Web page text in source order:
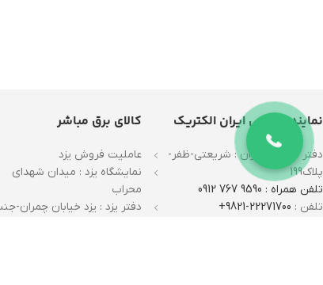
نماینده رسمی ایران الکتریک
دفتر فروش تهران : شریعتی-ظفر-
پلاک199
تلفن همراه : 9590 767 0912
تلفن : 22271700-9821+
کالای برق مباشر
عاملیت فروش یزد
نمایشگاه یزد : میدان شهدای
محراب
دفتر یزد : یزد خیابان چمران-